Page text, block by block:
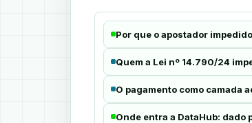
Por que o apostador
Quem a Lei nº 14.790/24
O pagamento como camada
Onde entra a DataHub: